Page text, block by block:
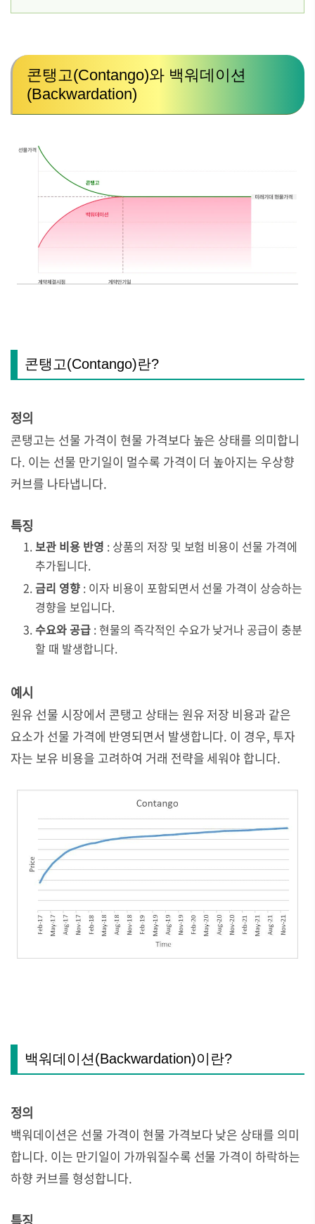
콘탱고(Contango)와 백워데이션
(Backwardation)
콘탱고(Contango)란?
정의
콘탱고는 선물 가격이 현물 가격보다 높은 상태를 의미합니
다. 이는 선물 만기일이 멀수록 가격이 더 높아지는 우상향
커브를 나타냅니다.
특징
보관 비용 반영 : 상품의 저장 및 보험 비용이 선물 가격에
추가됩니다.
금리 영향 : 이자 비용이 포함되면서 선물 가격이 상승하는
경향을 보입니다.
수요와 공급 : 현물의 즉각적인 수요가 낮거나 공급이 충분
할 때 발생합니다.
예시
원유 선물 시장에서 콘탱고 상태는 원유 저장 비용과 같은
요소가 선물 가격에 반영되면서 발생합니다. 이 경우, 투자
자는 보유 비용을 고려하여 거래 전략을 세워야 합니다.
백워데이션(Backwardation)이란?
정의
백워데이션은 선물 가격이 현물 가격보다 낮은 상태를 의미
합니다. 이는 만기일이 가까워질수록 선물 가격이 하락하는
하향 커브를 형성합니다.
특징